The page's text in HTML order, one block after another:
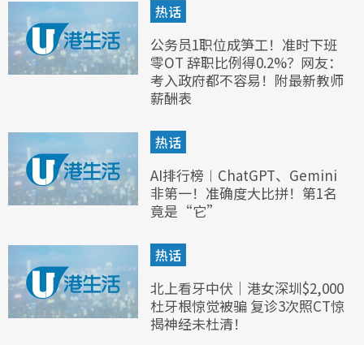
热话
公务员1职位成笋工！准时下班
零OT 辞职比例得0.2%？网友：
考入政府都不容易！附最新教师
薪酬表
热话
AI排行榜︱ChatGPT、Gemini
非第一！准确度大比拼！第1名
竟是“它”
热话
北上看牙中伏｜港女深圳$2,000
杜牙根惊觉被骗 复诊3次照CT惊
揭神经未杜清！